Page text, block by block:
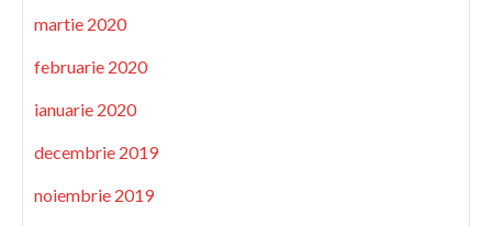
martie 2020
februarie 2020
ianuarie 2020
decembrie 2019
noiembrie 2019